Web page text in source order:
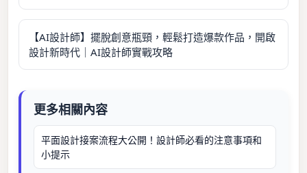
【AI設計師】擺脫創意瓶頸，輕鬆打造爆款作品，開啟
設計新時代｜AI設計師實戰攻略
更多相關內容
平面設計接案流程大公開！設計師必看的注意事項和
小提示